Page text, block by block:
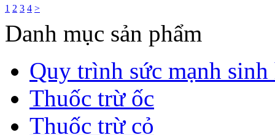
1 2 3 4 >
Danh mục sản phẩm
Quy trình sức mạnh sinh
Thuốc trừ ốc
Thuốc trừ cỏ